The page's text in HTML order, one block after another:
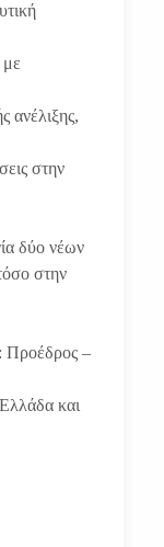
με
ανέλιξης,
στην
δύο νέων
στην
Προέδρος –
και